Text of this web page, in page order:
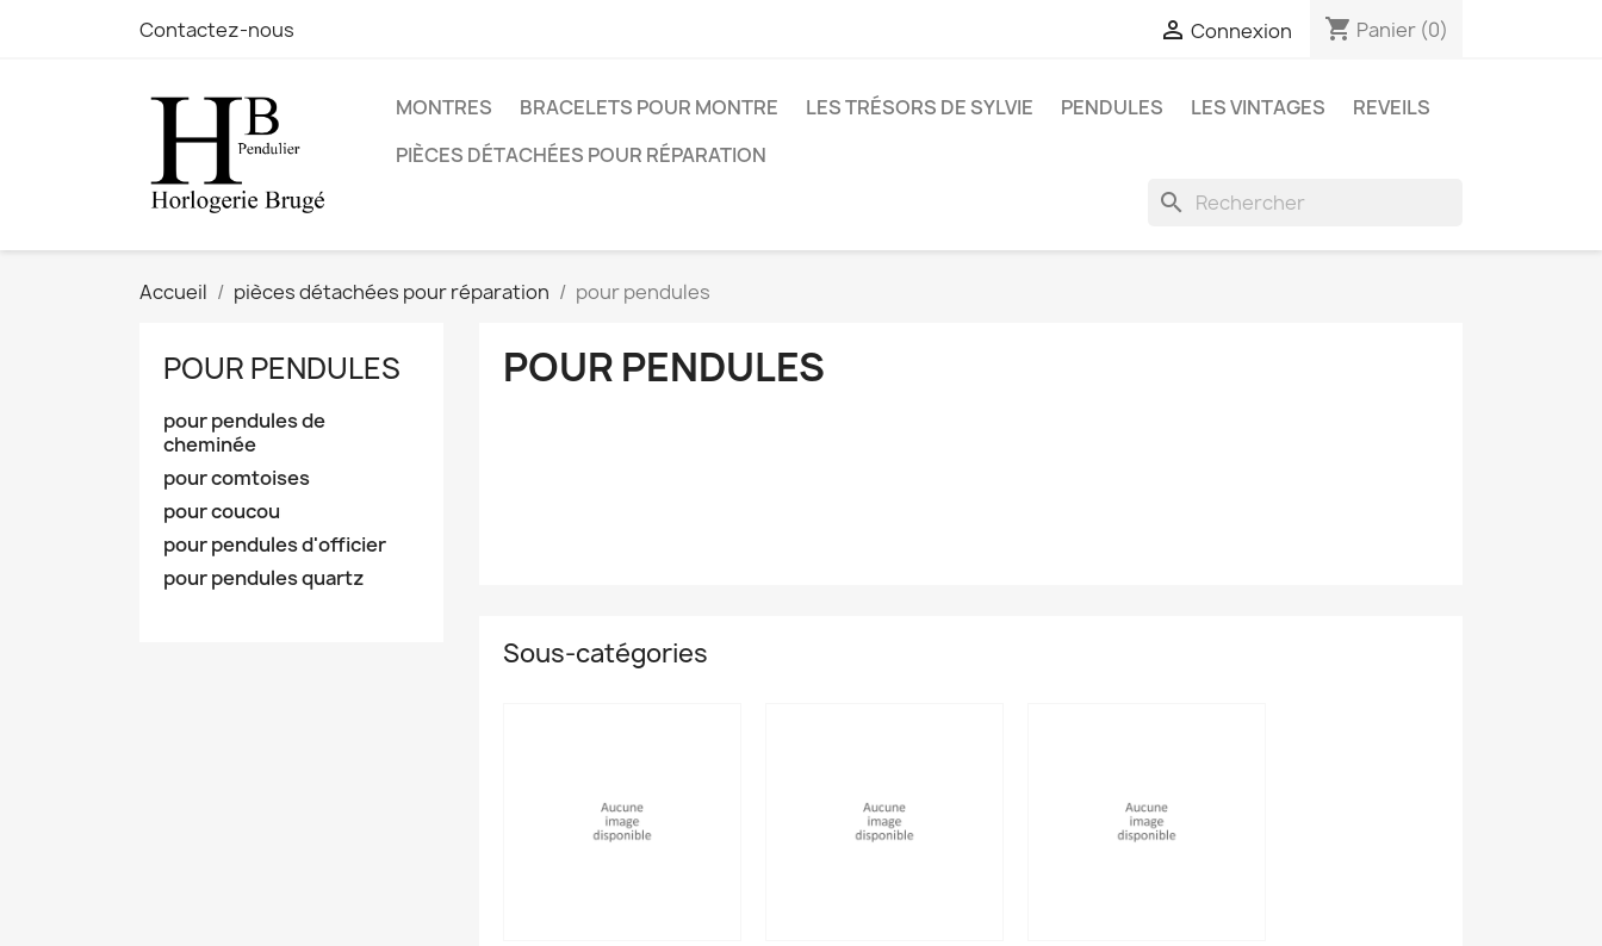
Contactez-nous  Connexion shopping_cart Panier (0)
MONTRES BRACELETS POUR MONTRE LES TRÉSORS DE SYLVIE PENDULES LES VINTAGES
REVEILS
PIÈCES DÉTACHÉES POUR RÉPARATION
search
Accueil pièces détachées pour réparation pour pendules
POUR PENDULES
pour pendules de
cheminée
pour comtoises
pour coucou
pour pendules d'officier
pour pendules quartz
POUR PENDULES
Sous-catégories